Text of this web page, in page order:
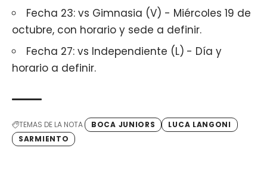
Fecha 23: vs Gimnasia (V) - Miércoles 19 de
octubre, con horario y sede a definir.
Fecha 27: vs Independiente (L) - Día y
horario a definir.
TEMAS DE LA NOTA BOCA JUNIORS
LUCA LANGONI
SARMIENTO